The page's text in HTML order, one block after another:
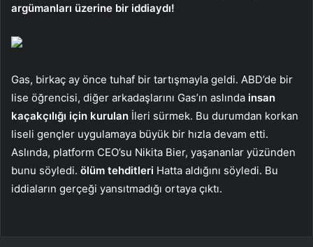
argümanları üzerine bir iddiaydı!
Gas, birkaç ay önce tuhaf bir tartışmayla geldi. ABD’de bir
lise öğrencisi, diğer arkadaşlarını Gas’ın aslında insan
kaçakçılığı için kurulan İleri sürmek. Bu durumdan korkan
liseli gençler uygulamaya büyük bir hızla devam etti.
Aslında, platform CEO’su Nikita Bier, yaşananlar yüzünden
bunu söyledi. ölüm tehditleri Hatta aldığını söyledi. Bu
iddiaların gerçeği yansıtmadığı ortaya çıktı.